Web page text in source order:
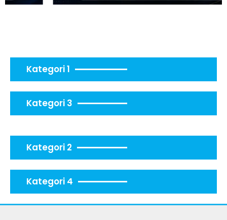
Kategori 1
Kategori 3
Kategori 2
Kategori 4